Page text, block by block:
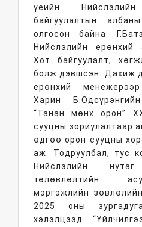
үеийн
байгуулалтын
олгосон байна.
Нийслэлийн ерөнхий
Хот байгуулалт,
болж дэвшсэн. Дахиж
ерөнхий
Харин
“Танан мөнх орон”
сууцны зориулалтаар
өдгөө орон сууцны
аж. Тодруулбал, тус
Нийслэлийн
төлөвлөлтийн
мэргэжлийн
2025 оны
хэлэлцээд